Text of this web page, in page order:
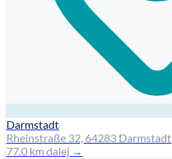
Darmstadt
Rheinstraße 32, 64283 Darmstadt
77.0 km dalej →